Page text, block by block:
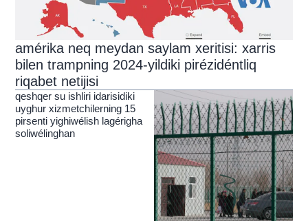
amérika neq meydan saylam xeritisi: xarris
bilen trampning 2024-yildiki pirézidéntliq
riqabet netijisi
qeshqer su ishliri idarisidiki
uyghur xizmetchilerning 15
pirsenti yighiwélish lagérigha
soliwélinghan